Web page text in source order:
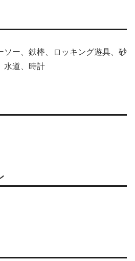
ソー、鉄棒、ロッキング遊具、砂
水道、時計